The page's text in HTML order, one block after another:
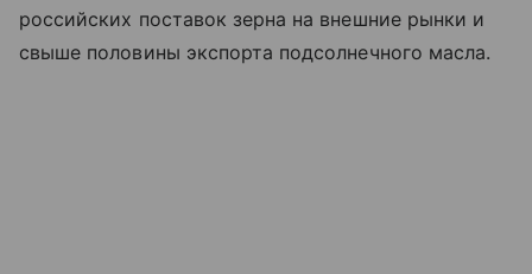
российских поставок зерна на внешние рынки и
свыше половины экспорта подсолнечного масла.